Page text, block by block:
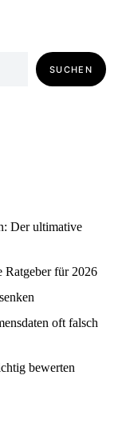
SUCHEN
Der ultimative
für 2026
oft falsch
bewerten